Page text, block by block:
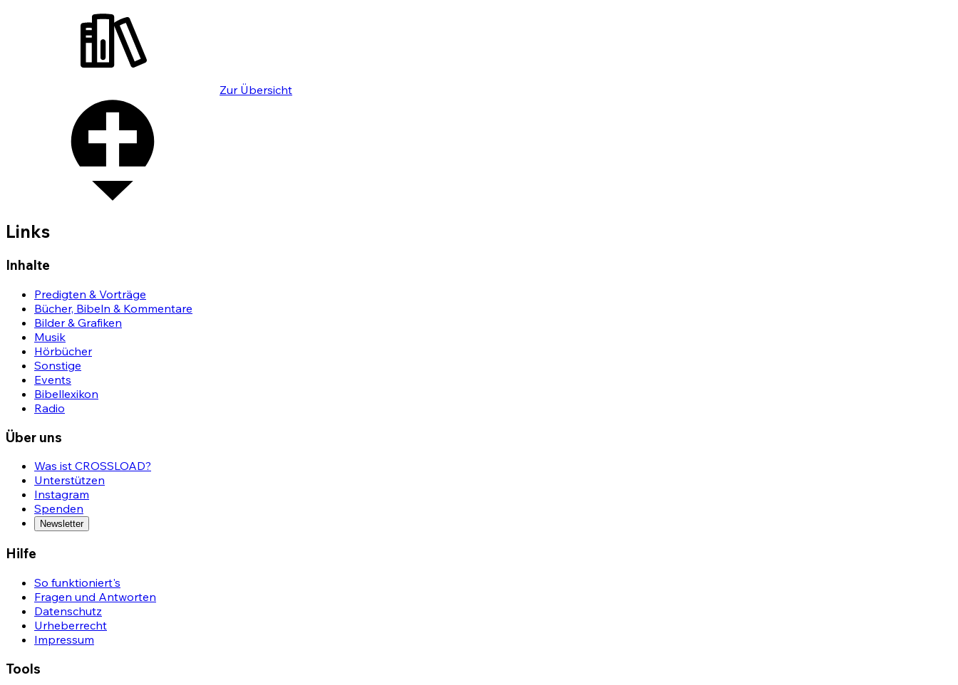
Zur Übersicht
Links
Inhalte
Predigten & Vorträge
Bücher, Bibeln & Kommentare
Bilder & Grafiken
Musik
Hörbücher
Sonstige
Events
Bibellexikon
Radio
Über uns
Was ist CROSSLOAD?
Unterstützen
Instagram
Spenden
Newsletter
Hilfe
So funktioniert's
Fragen und Antworten
Datenschutz
Urheberrecht
Impressum
Tools